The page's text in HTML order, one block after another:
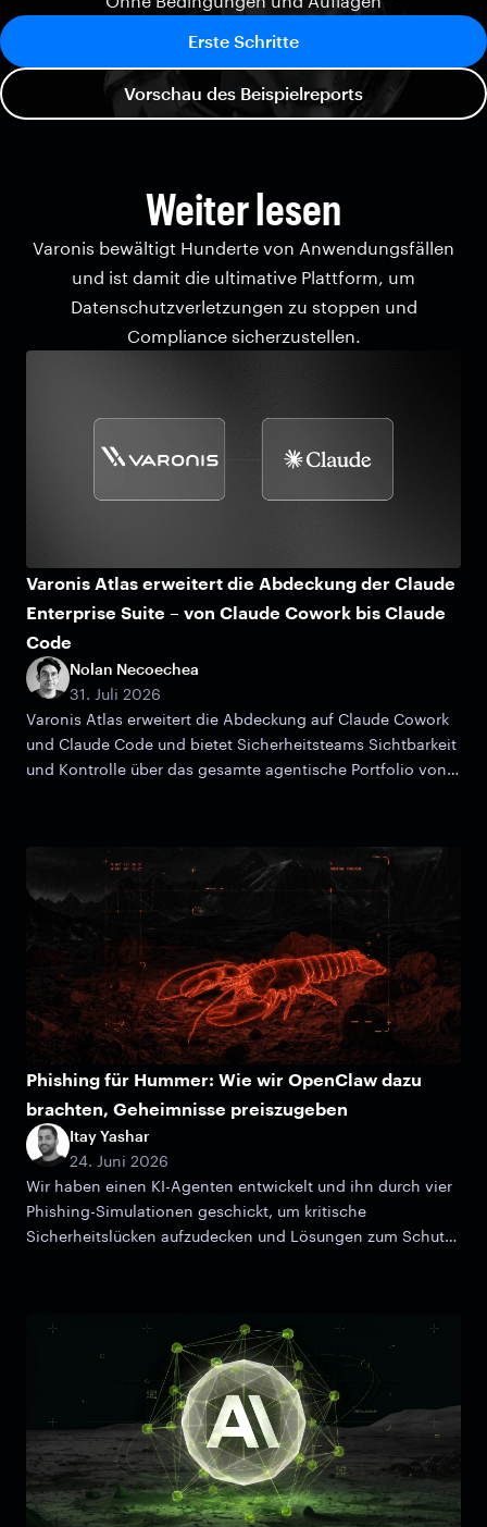
Erste Schritte
Vorschau des Beispielreports
Weiter lesen
Varonis bewältigt Hunderte von Anwendungsfällen
und ist damit die ultimative Plattform, um
Datenschutzverletzungen zu stoppen und
Compliance sicherzustellen.
Varonis Atlas erweitert die Abdeckung der Claude
Enterprise Suite – von Claude Cowork bis Claude
Code
Nolan Necoechea
31. Juli 2026
Varonis Atlas erweitert die Abdeckung auf Claude Cowork
und Claude Code und bietet Sicherheitsteams Sichtbarkeit
und Kontrolle über das gesamte agentische Portfolio von
Phishing für Hummer: Wie wir OpenClaw dazu
brachten, Geheimnisse preiszugeben
Itay Yashar
24. Juni 2026
Wir haben einen KI-Agenten entwickelt und ihn durch vier
Phishing-Simulationen geschickt, um kritische
Sicherheitslücken aufzudecken und Lösungen zum Schutz